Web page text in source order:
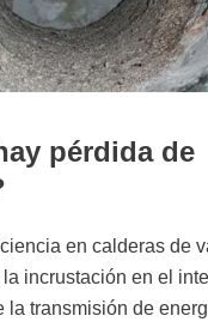
pérdida de
en calderas de
incrustación en el
la transmisión de